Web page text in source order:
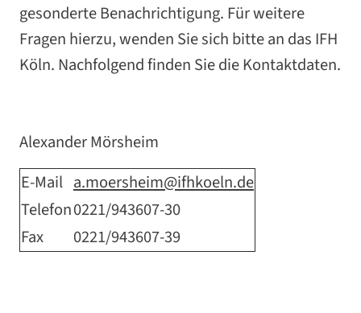
gesonderte Benachrichtigung. Für weitere
Fragen hierzu, wenden Sie sich bitte an das IFH
Köln. Nachfolgend finden Sie die Kontaktdaten.
Alexander Mörsheim
E-Mail a.moersheim@ifhkoeln.de
Telefon0221/943607-30
Fax
0221/943607-39